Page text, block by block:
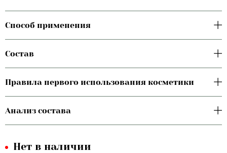
Способ применения
Состав
Правила первого использования косметики
Анализ состава
Нет в наличии